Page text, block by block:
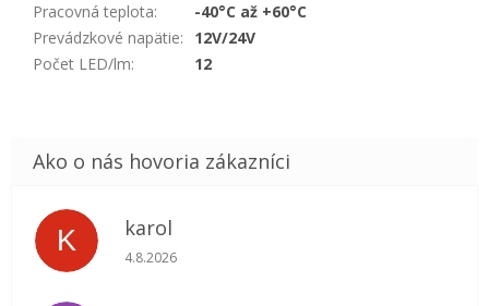
Pracovná teplota:
-40°C až +60°C
Prevádzkové napätie:
12V/24V
Počet LED/lm: 12
K karol
Hodnotenie obchodu je 5 z 5 hviezdičiek.
4.8.2026